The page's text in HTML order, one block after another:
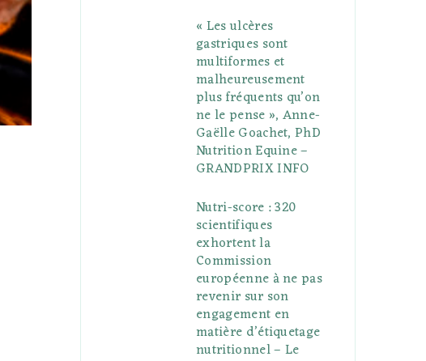
« Les ulcères
gastriques sont
multiformes et
malheureusement
plus fréquents qu’on
ne le pense », Anne-
Gaëlle Goachet, PhD
Nutrition Equine –
GRANDPRIX INFO
Nutri-score : 320
scientifiques
exhortent la
Commission
européenne à ne pas
revenir sur son
engagement en
matière d’étiquetage
nutritionnel – Le